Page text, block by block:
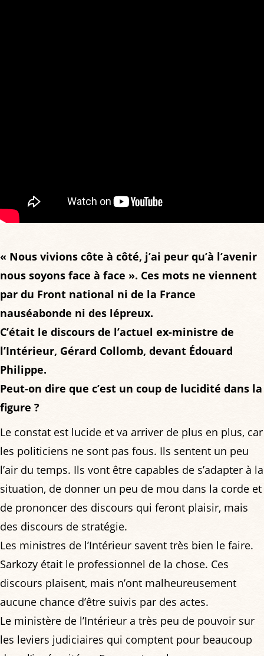
« Nous vivions côte à côté, j’ai peur qu’à l’avenir
nous soyons face à face ». Ces mots ne viennent
par du Front national ni de la France
nauséabonde ni des lépreux.
C’était le discours de l’actuel ex-ministre de
l’Intérieur, Gérard Collomb, devant Édouard
Philippe.
Peut-on dire que c’est un coup de lucidité dans la
figure ?
Le constat est lucide et va arriver de plus en plus, car
les politiciens ne sont pas fous. Ils sentent un peu
l’air du temps. Ils vont être capables de s’adapter à la
situation, de donner un peu de mou dans la corde et
de prononcer des discours qui feront plaisir, mais
des discours de stratégie.
Les ministres de l’Intérieur savent très bien le faire.
Sarkozy était le professionnel de la chose. Ces
discours plaisent, mais n’ont malheureusement
aucune chance d’être suivis par des actes.
Le ministère de l’Intérieur a très peu de pouvoir sur
les leviers judiciaires qui comptent pour beaucoup